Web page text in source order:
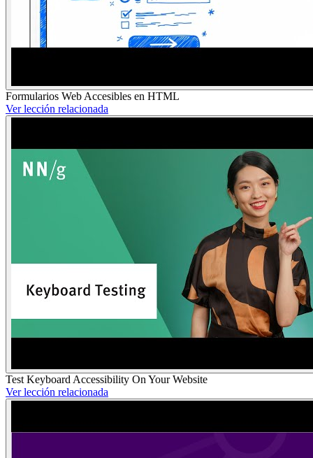
Formularios Web Accesibles en HTML
Ver lección relacionada
Test Keyboard Accessibility On Your Website
Ver lección relacionada